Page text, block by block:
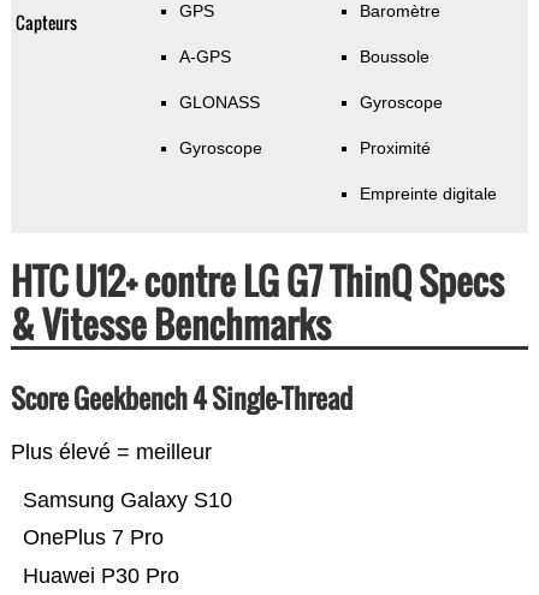
Capteurs GPS
A-GPS
GLONASS
Gyroscope
Baromètre
Boussole
Gyroscope
Proximité
Empreinte digitale
HTC U12+ contre LG G7 ThinQ Specs
& Vitesse Benchmarks
Score Geekbench 4 Single-Thread
Plus élevé = meilleur
Huawei P30 Pro
OnePlus 7 Pro
Samsung Galaxy S10